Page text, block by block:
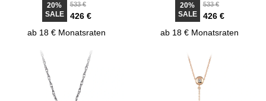
20%
SALE
533 €
426 €
ab 18 € Monatsraten
20%
SALE
533 €
426 €
ab 18 € Monatsraten